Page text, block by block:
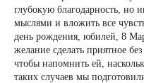
глубокую благодарность, но
мыслями и вложить все
день рождения, юбилей, 8
желание сделать приятное
чтобы напомнить ей,
таких случаев мы